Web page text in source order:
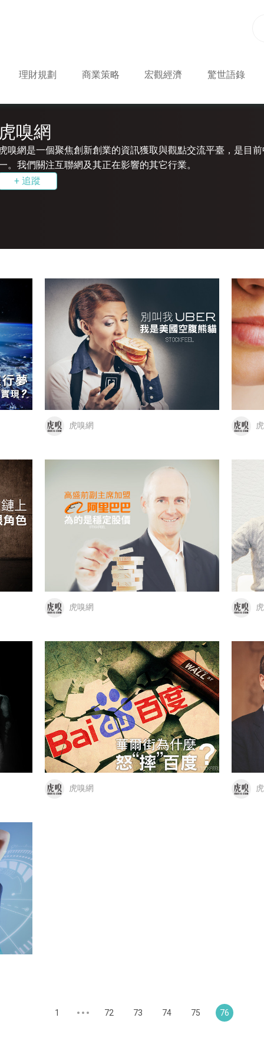
理財規劃 商業策略 宏觀經濟 驚世語錄
嗅網
嗅網是一個聚焦創新創業的資訊獲取與觀點交流平臺，是目
。我們關注互聯網及其正在影響的其它行業。
+ 追蹤
虎嗅網
虎嗅網
虎嗅網
1 72 73 74 75 76